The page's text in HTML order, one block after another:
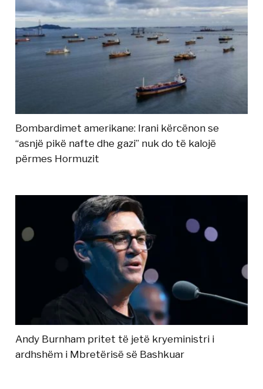
Bombardimet amerikane: Irani kërcënon se
“asnjë pikë nafte dhe gazi” nuk do të kalojë
përmes Hormuzit
Andy Burnham pritet të jetë kryeministri i
ardhshëm i Mbretërisë së Bashkuar